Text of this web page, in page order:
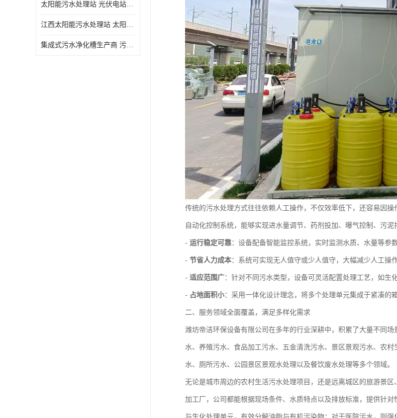
太阳能污水处理站 光伏电站污水处理器厂家定制
江西太阳能污水处理站 太阳能污水处理设备造型美观
集成式污水净化槽生产商 污水净化槽装置 一站式服务
传统的污水处理方式往往依赖人工操作，不仅效率低下，还容易因
自动化控制系统，能够实现进水量调节、药剂投加、曝气控制、污泥
- 运行稳定可靠：设备配备智能监控系统，实时监测水质、水量等参
- 节省人力成本：系统可实现无人值守或少人值守，大幅减少人工操
- 适应范围广：针对不同污水类型，设备可灵活配置处理工艺，如生
- 占地面积小：采用一体化设计理念，将多个处理单元集成于紧凑的
二、服务领域全面覆盖，满足多样化需求
潍坊帝洁环保设备有限公司在多年的行业深耕中，积累了大量不同
水、养殖污水、食品加工污水、五金清洗污水、景区景观污水、农
水、厕所污水、公园景区景观水处理以及餐饮废水处理等多个领域。
无论是城市周边的农村生活污水处理项目，还是远离城区的旅游景
加工厂，公司都能根据现场条件、水质特点以及排放标准，提供针